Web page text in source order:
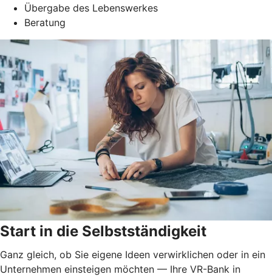
Übergabe des Lebenswerkes
Beratung
Start in die Selbstständigkeit
Ganz gleich, ob Sie eigene Ideen verwirklichen oder in ein
Unternehmen einsteigen möchten — Ihre VR-Bank in